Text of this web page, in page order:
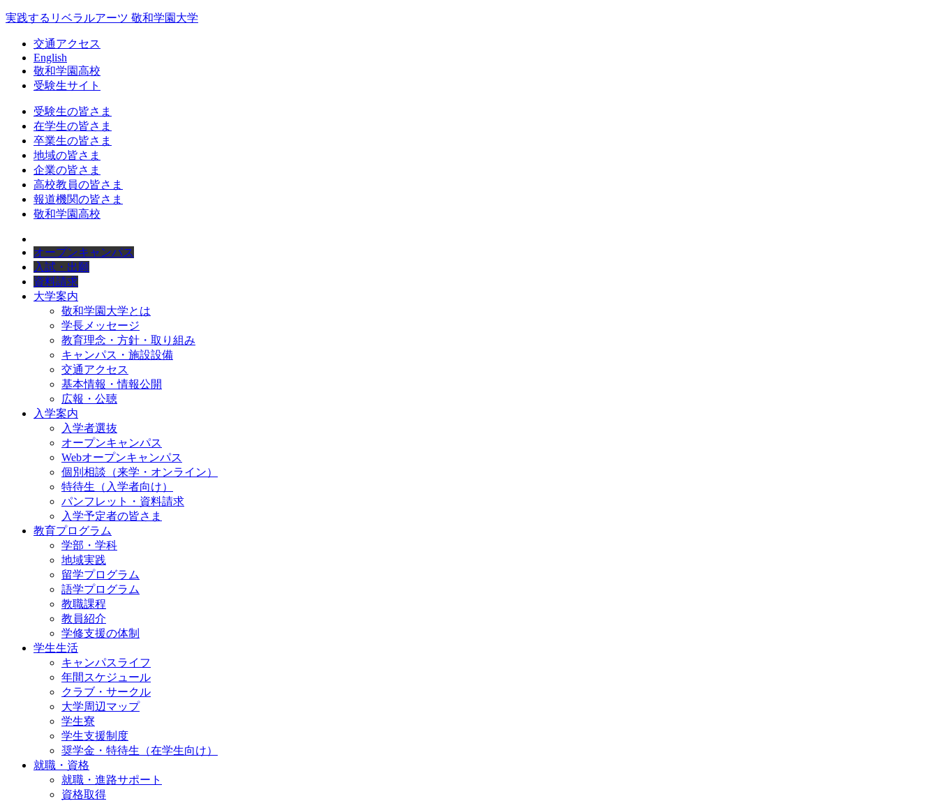
実践するリベラルアーツ 敬和学園大学
交通アクセス
English
敬和学園高校
受験生サイト
受験生の皆さま
在学生の皆さま
卒業生の皆さま
地域の皆さま
企業の皆さま
高校教員の皆さま
報道機関の皆さま
敬和学園高校
オープンキャンパス
入試・出願
資料請求
大学案内
敬和学園大学とは
学長メッセージ
教育理念・方針・取り組み
キャンパス・施設設備
交通アクセス
基本情報・情報公開
広報・公聴
入学案内
入学者選抜
オープンキャンパス
Webオープンキャンパス
個別相談（来学・オンライン）
特待生（入学者向け）
パンフレット・資料請求
入学予定者の皆さま
教育プログラム
学部・学科
地域実践
留学プログラム
語学プログラム
教職課程
教員紹介
学修支援の体制
学生生活
キャンパスライフ
年間スケジュール
クラブ・サークル
大学周辺マップ
学生寮
学生支援制度
奨学金・特待生（在学生向け）
就職・資格
就職・進路サポート
資格取得